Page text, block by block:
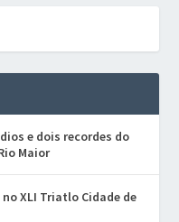
e dois recordes do
Maior
XLI Triatlo Cidade de